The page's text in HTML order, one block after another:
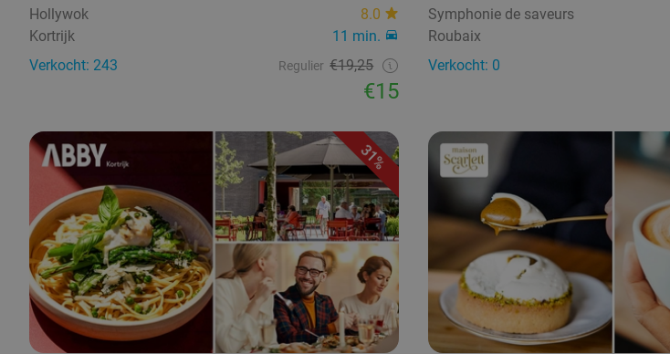
Hollywok
8.0
Kortrijk
11 min.
Verkocht: 243
Regulier €19,25
€15
Symphonie de saveurs
Roubaix
Verkocht: 0
31%